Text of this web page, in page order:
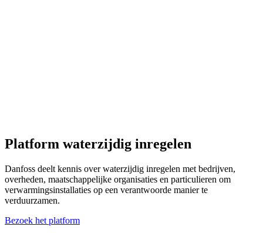
Platform waterzijdig inregelen
Danfoss deelt kennis over waterzijdig inregelen met bedrijven,
overheden, maatschappelijke organisaties en particulieren om
verwarmingsinstallaties op een verantwoorde manier te
verduurzamen.
Bezoek het platform